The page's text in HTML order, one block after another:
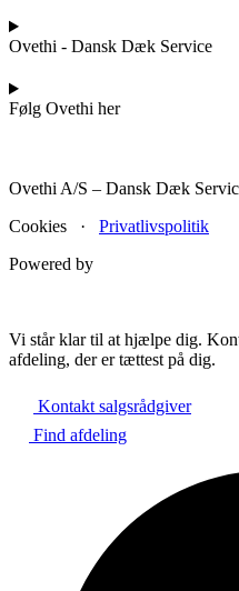
Ovethi - Dansk Dæk Service
Følg Ovethi her
Ovethi A/S – Dansk Dæk
Cookies · Privatlivspolitik
Powered by
Vi står klar til at hjælpe dig.
afdeling, der er tættest på dig.
Kontakt salgsrådgiver
Find afdeling